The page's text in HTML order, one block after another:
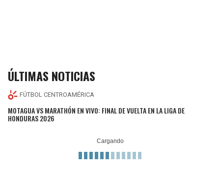
ÚLTIMAS NOTICIAS
FÚTBOL CENTROAMÉRICA
MOTAGUA VS MARATHÓN EN VIVO: FINAL DE VUELTA EN LA LIGA DE
HONDURAS 2026